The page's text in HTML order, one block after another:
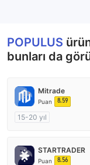
POPULUS
bunları da
Mitrade
Puan 8.59
15-20 yıl
Pazar Yapıcılık (MM)
Kendi kendini
STARTRADER
Puan 8.56